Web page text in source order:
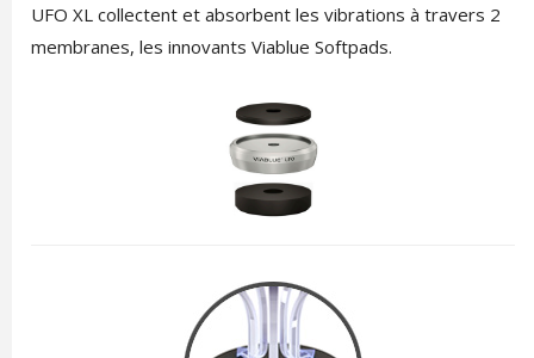
UFO XL collectent et absorbent les vibrations à travers 2
membranes, les innovants Viablue Softpads.